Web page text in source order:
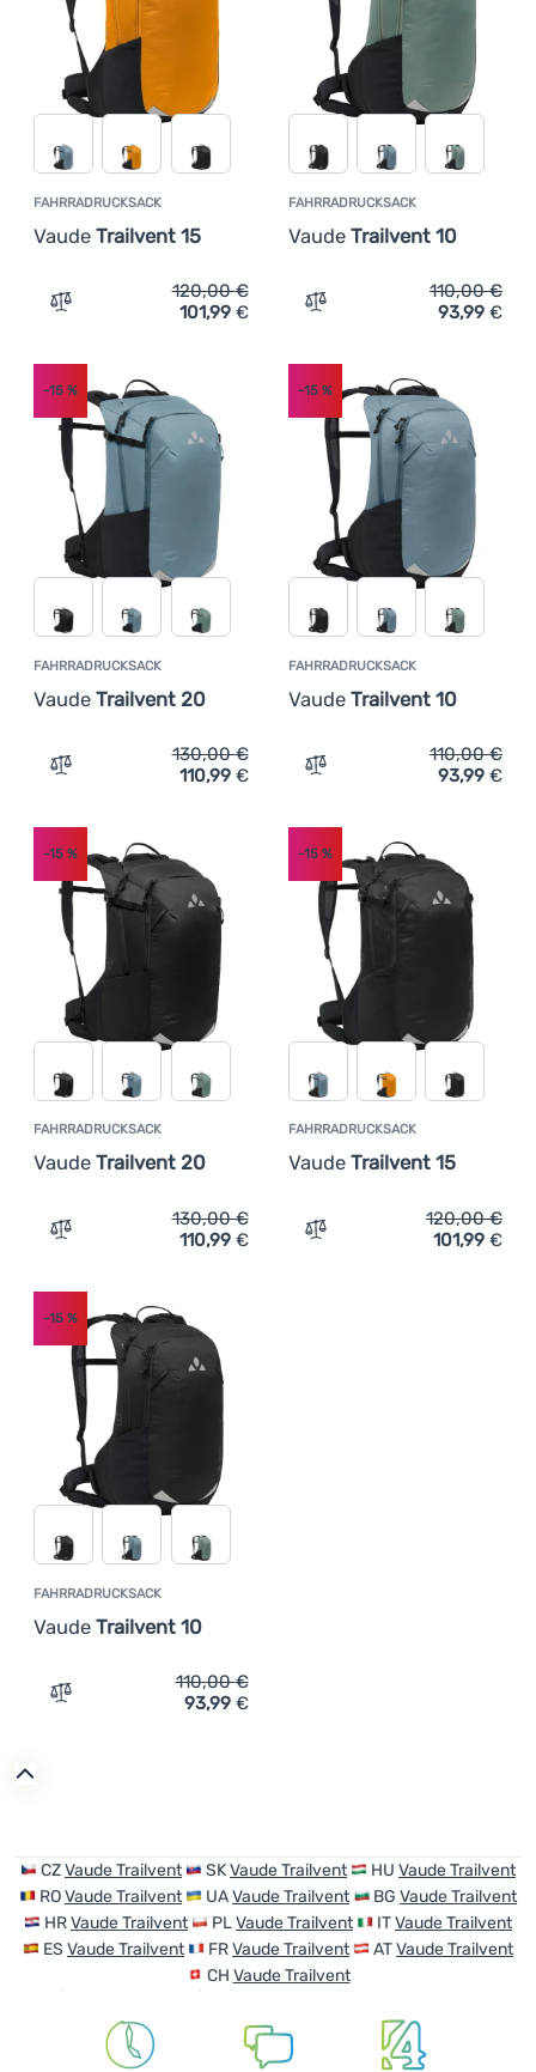
Anmelden /
Registrieren
FAHRRADRUCKSACK
Vaude Trailvent 15
Zum Vergleich 'Fahrradrucksack Vaude Trailvent 15'
120,00€
101,99 €
FAHRRADRUCKSACK
Vaude Trailvent 10
Zum Vergleich
110,00€
93,99 €
FAHRRADRUCKSACK
Vaude Trailvent 20
-15 %
Zum Vergleich 'Fahrradrucksack Vaude Trailvent 20'
130,00€
110,99 €
FAHRRADRUCKSACK
Vaude Trailvent 10
-15%
Zum Vergleich
110,00€
93,99 €
FAHRRADRUCKSACK
Vaude Trailvent 20
-15 %
Zum Vergleich 'Fahrradrucksack Vaude Trailvent 20'
130,00€
110,99 €
FAHRRADRUCKSACK
Vaude Trailvent 15
-15%
Zum Vergleich
120,00€
101,99 €
FAHRRADRUCKSACK
Vaude Trailvent 10
-15 %
Zum Vergleich 'Fahrradrucksack Vaude Trailvent 10'
110,00€
93,99 €
CZVaude Trailvent SKVaude Trailvent HU Vaude Trailvent
ROVaude Trailvent UAVaude Trailvent BG Vaude Trailvent
HRVaude Trailvent PLVaude Trailvent ITVaude Trailvent
ES Vaude Trailvent FRVaude Trailvent ATVaude Trailvent
CH Vaude Trailvent